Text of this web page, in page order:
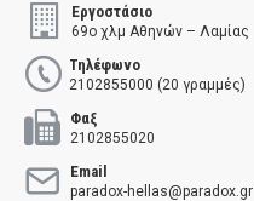
Εργοστάσιο
69ο χλμ Αθηνών – Λαμίας
Τηλέφωνο
2102855000 (20 γραμμές)
Φαξ
2102855020
Email
paradox-hellas@paradox.gr